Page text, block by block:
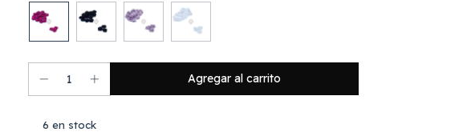
6 en stock